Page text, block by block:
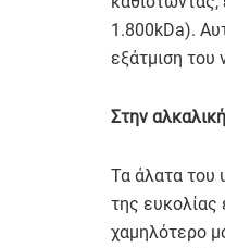
1.800kDa).
εξάτμιση
Στην
Τα άλατα του
της
χαμηλότερο